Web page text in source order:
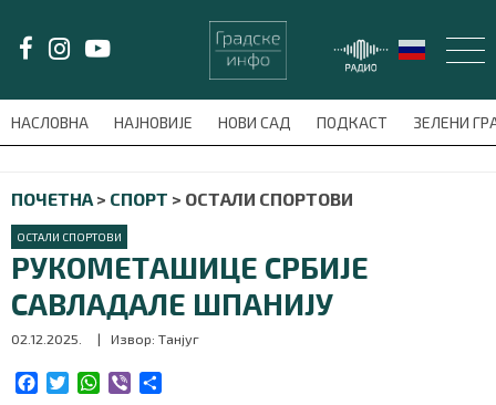
НАСЛОВНА НАЈНОВИЈЕ НОВИ САД ПОДКАСТ ЗЕЛЕНИ
meni'); $this_item = current( wp_filter_object_list(
ПОЧЕТНА > СПОРТ > ОСТАЛИ СПОРТОВИ
ОСТАЛИ СПОРТОВИ
РУКОМЕТАШИЦЕ СРБИЈЕ
САВЛАДАЛЕ ШПАНИЈУ
02.12.2025. | Извор: Танјуг
W
LAT/ЋИР
НАСЛОВНА
НАЈНОВИЈЕ
НОВИ САД
ПОДКАСТ